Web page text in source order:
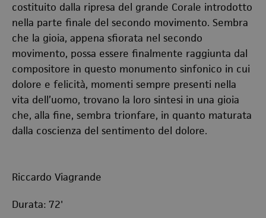
costituito dalla ripresa del grande Corale introdotto
nella parte finale del secondo movimento. Sembra
che la gioia, appena sfiorata nel secondo
movimento, possa essere finalmente raggiunta dal
compositore in questo monumento sinfonico in cui
dolore e felicità, momenti sempre presenti nella
vita dell’uomo, trovano la loro sintesi in una gioia
che, alla fine, sembra trionfare, in quanto maturata
dalla coscienza del sentimento del dolore.
Riccardo Viagrande
Durata: 72'